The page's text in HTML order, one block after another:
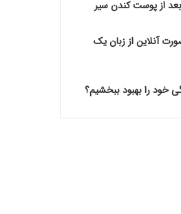
آنلاین از زبان یک
خود را بهبود ببخشیم؟